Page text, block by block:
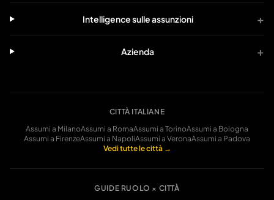
Intelligence sulle assunzioni +
Azienda +
CITTÀ ITALIANE
Assumi a MilanoAssumi a RomaAssumi a TorinoAssumi a Bologna
Assumi a FirenzeAssumi a NapoliAssumi a VeronaAssumi a Padova
Vedi tutte le città →
GUIDE RUOLO × CITTÀ